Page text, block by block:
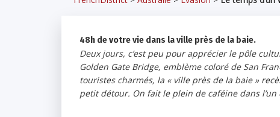
48h de votre vie dans la ville près de la baie.
Deux jours, c’est peu pour apprécier le pôle
Golden Gate Bridge, emblème coloré de San
touristes charmés, la « ville près de la baie »
petit détour. On fait le plein de caféine dans l’un